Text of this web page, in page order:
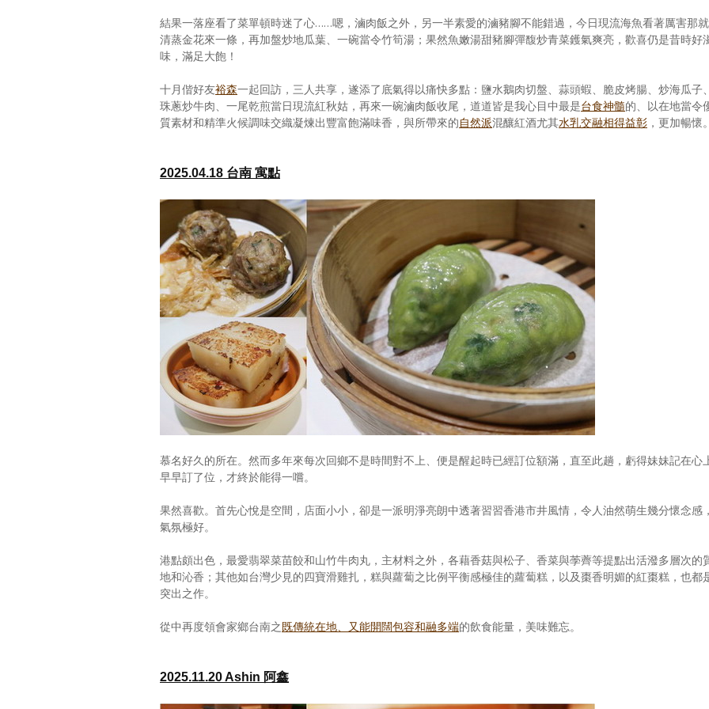
結果一落座看了菜單頓時迷了心……嗯，滷肉飯之外，另一半素愛的滷豬腳不能錯過，今日現流海魚看著厲害那就
清蒸金花來一條，再加盤炒地瓜葉、一碗當令竹筍湯；果然魚嫩湯甜豬腳彈馥炒青菜鑊氣爽亮，歡喜仍是昔時好
味，滿足大飽！
十月偕好友裕森一起回訪，三人共享，遂添了底氣得以痛快多點：鹽水鵝肉切盤、蒜頭蝦、脆皮烤腸、炒海瓜子、
珠蔥炒牛肉、一尾乾煎當日現流紅秋姑，再來一碗滷肉飯收尾，道道皆是我心目中最是台食神髓的、以在地當令
質素材和精準火候調味交織凝煉出豐富飽滿味香，與所帶來的自然派混釀紅酒尤其水乳交融相得益彰 ，更加暢懷。
2025.04.18 台南 寓點
慕名好久的所在。然而多年來每次回鄉不是時間對不上、便是醒起時已經訂位額滿，直至此趟，虧得妹妹記在心
早早訂了位，才終於能得一嚐。
果然喜歡。首先心悅是空間，店面小小，卻是一派明淨亮朗中透著習習香港市井風情，令人油然萌生幾分懷念感，
氣氛極好。
港點頗出色，最愛翡翠菜苗餃和山竹牛肉丸，主材料之外，各藉香菇與松子、香菜與荸薺等提點出活潑多層次的
地和沁香；其他如台灣少見的四寶滑雞扎，糕與蘿蔔之比例平衡感極佳的蘿蔔糕，以及棗香明媚的紅棗糕，也都
突出之作。
從中再度領會家鄉台南之既傳統在地、又能開闊包容和融多端的飲食能量，美味難忘。
2025.11.20 Ashin 阿鑫